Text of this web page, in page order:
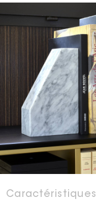
Caractéristiques